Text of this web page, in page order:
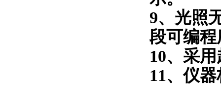
9、光照
段可编
10、采
11、仪